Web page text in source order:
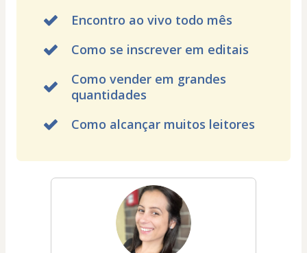
Encontro ao vivo todo mês
Como se inscrever em editais
Como vender em grandes
quantidades
Como alcançar muitos leitores